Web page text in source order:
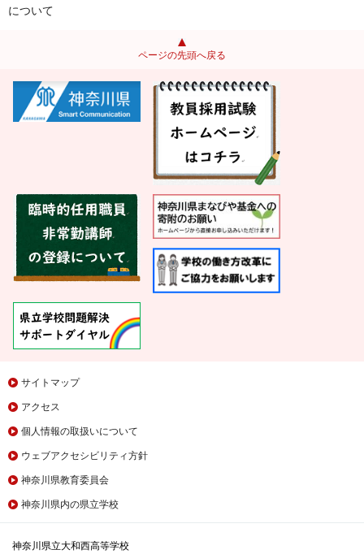
について
ページの先頭へ戻る
サイトマップ
アクセス
個人情報の取扱いについて
ウェブアクセシビリティ方針
神奈川県教育委員会
神奈川県内の県立学校
神奈川県立大和西高等学校